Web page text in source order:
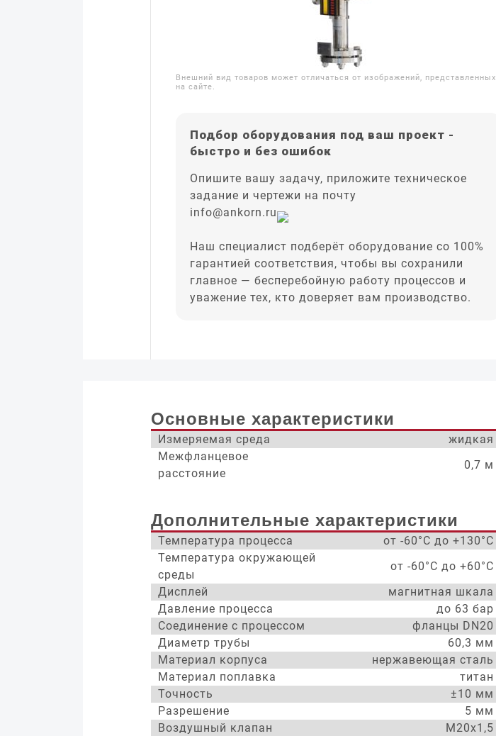
Внешний вид товаров может отличаться от изображений, представленных
на сайте.
Подбор оборудования под ваш проект -
быстро и без ошибок
Опишите вашу задачу, приложите техническое
задание и чертежи на почту
info@ankorn.ru
Наш специалист подберёт оборудование со 100%
гарантией соответствия, чтобы вы сохранили
главное — бесперебойную работу процессов и
уважение тех, кто доверяет вам производство.
Основные характеристики
Измеряемая среда
жидкая
Межфланцевое
расстояние
0,7 м
Дополнительные характеристики
Температура процесса
от -60°С до +130°С
Температура окружающей
среды
от -60°С до +60°С
Дисплей
магнитная шкала
Давление процесса
до 63 бар
Соединение с процессом
фланцы DN20
Диаметр трубы
60,3 мм
Материал корпуса
нержавеющая сталь
Материал поплавка
титан
Точность
±10 мм
Разрешение
5 мм
Воздушный клапан
М20х1,5